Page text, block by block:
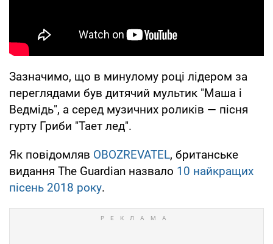
Зазначимо, що в минулому році лідером за
переглядами був дитячий мультик "Маша і
Ведмідь", а серед музичних роликів — пісня
гурту Гриби "Тает лед".
Як повідомляв OBOZREVATEL, британське
видання The Guardian назвало 10 найкращих
пісень 2018 року.